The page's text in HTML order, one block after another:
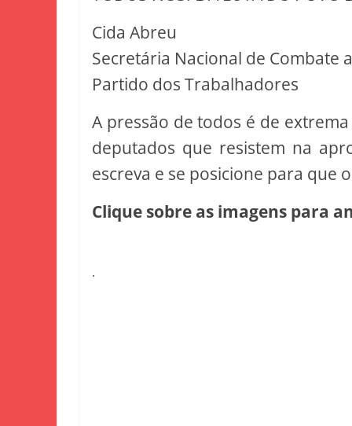
Cida Abreu
Secretária Nacional de Combate
Partido dos Trabalhadores
A pressão de todos é de
deputados que resistem na
escreva e se posicione para que
Clique sobre as imagens para
.